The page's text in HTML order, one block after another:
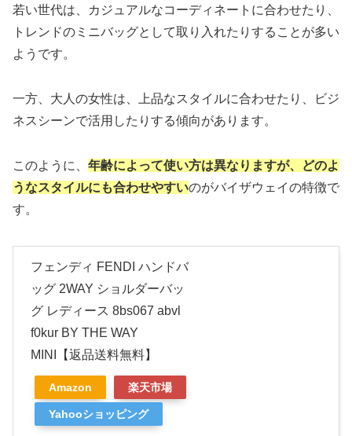
若い世代は、カジュアルなコーディネートに合わせたり、
トレンドのミニバッグとして取り入れたりすることが多い
ようです。
一方、大人の女性は、上品なスタイルに合わせたり、ビジ
ネスシーンで活用したりする傾向があります。
このように、 年齢によって使い方は異なりますが、どのよ
うなスタイルにも合わせやすいのがバイザウェイの特徴で
す。
フェンディ FENDI ハンドバ
ッグ 2WAY ショルダーバッ
グ レディース 8bs067 abvl
f0kur BY THE WAY
MINI【返品送料無料】
Amazon 楽天市場
Yahooショッピング